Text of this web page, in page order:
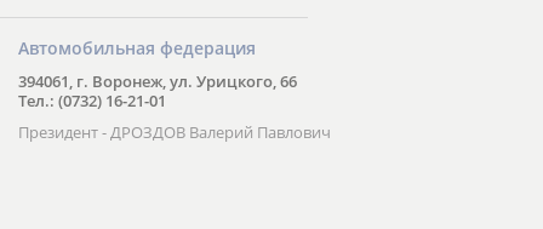
Автомобильная федерация
394061, г. Воронеж, ул. Урицкого, 66
Тел.: (0732) 16-21-01
Президент - ДРОЗДОВ Валерий Павлович